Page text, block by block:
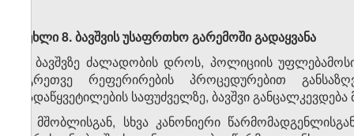
მუხლი8.ბავშვისუსაფრთხოგარემოშიგადაყვანა
1. ბავშვზე ძალადობის დროს, პოლიციის
აგრეთვე რეფერირების პროცედურებით
გადაწყვეტილების საფუძველზე, ბავშვი
2. მშობლისგან, სხვა კანონიერი